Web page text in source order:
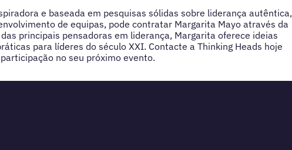
e baseada em pesquisas sólidas sobre liderança autêntica,
de equipas, pode contratar Margarita Mayo através da
principais pensadoras em liderança, Margarita oferece ideias
para líderes do século XXI. Contacte a Thinking Heads hoje
no seu próximo evento.